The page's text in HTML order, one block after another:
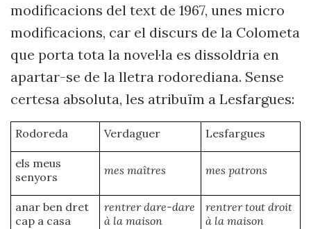
modificacions del text de 1967, unes micro
modificacions, car el discurs de la Colometa
que porta tota la novel·la es dissoldria en
apartar-se de la lletra rodorediana. Sense
certesa absoluta, les atribuïm a Lesfargues:
Rodoreda Verdaguer Lesfargues
els meus
senyors
mes maîtres mes patrons
anar ben dret
cap a casa
rentrer dare-dare
à la maison
rentrer tout droit
à la maison